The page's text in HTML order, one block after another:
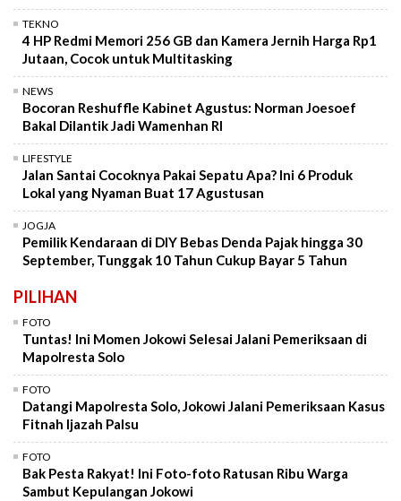
TEKNO
4 HP Redmi Memori 256 GB dan Kamera Jernih Harga Rp1
Jutaan, Cocok untuk Multitasking
NEWS
Bocoran Reshuffle Kabinet Agustus: Norman Joesoef
Bakal Dilantik Jadi Wamenhan RI
LIFESTYLE
Jalan Santai Cocoknya Pakai Sepatu Apa? Ini 6 Produk
Lokal yang Nyaman Buat 17 Agustusan
JOGJA
Pemilik Kendaraan di DIY Bebas Denda Pajak hingga 30
September, Tunggak 10 Tahun Cukup Bayar 5 Tahun
PILIHAN
FOTO
Tuntas! Ini Momen Jokowi Selesai Jalani Pemeriksaan di
Mapolresta Solo
FOTO
Datangi Mapolresta Solo, Jokowi Jalani Pemeriksaan Kasus
Fitnah Ijazah Palsu
FOTO
Bak Pesta Rakyat! Ini Foto-foto Ratusan Ribu Warga
Sambut Kepulangan Jokowi